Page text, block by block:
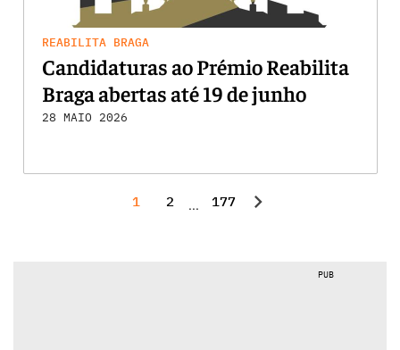
REABILITA BRAGA
Candidaturas ao Prémio Reabilita
Braga abertas até 19 de junho
28 MAIO 2026
1 2 ... 177 chevron_right
PUB